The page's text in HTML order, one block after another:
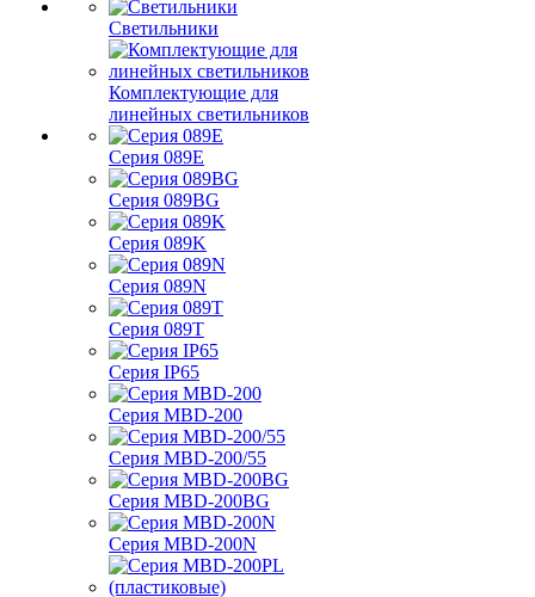
Светильники
Комплектующие для
линейных светильников
Серия 089E
Серия 089BG
Серия 089K
Серия 089N
Серия 089T
Серия IP65
Серия MBD-200
Серия MBD-200/55
Серия MBD-200BG
Серия MBD-200N